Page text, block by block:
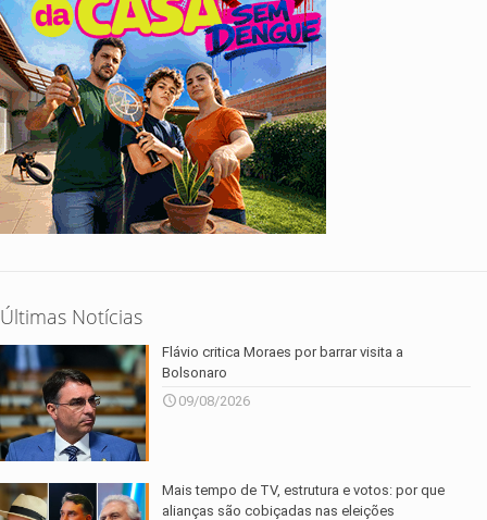
Últimas Notícias
Flávio critica Moraes por barrar visita a
Bolsonaro
09/08/2026
Mais tempo de TV, estrutura e votos: por que
alianças são cobiçadas nas eleições